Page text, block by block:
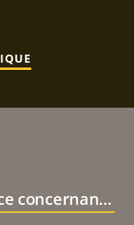
Informations sur l'assistance concernant le produit